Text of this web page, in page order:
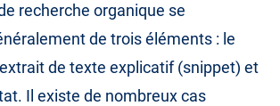
recherche organique se
de trois éléments : le
de texte explicatif (snippet) et
Il existe de nombreux cas